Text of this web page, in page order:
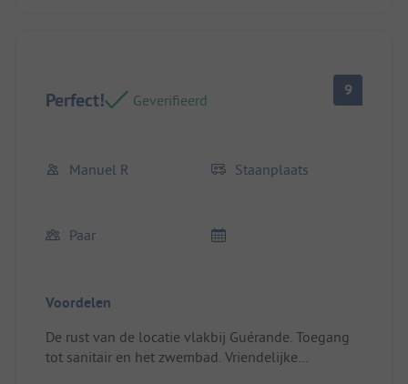
Perfect! Geverifieerd
9
Manuel R Staanplaats
Paar
Voordelen
De rust van de locatie vlakbij Guérande. Toegang
tot sanitair en het zwembad. Vriendelijke